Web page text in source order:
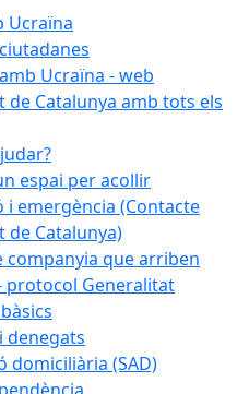
Ucraïna
Ucraïna - web
de Catalunya amb tots els
espai per acollir
emergència (Contacte
de Catalunya)
companyia que arriben
protocol Generalitat
denegats
domiciliària (SAD)